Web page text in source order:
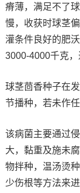
瘠薄，满足不了
慢，收获时球茎
灌条件良好的肥
3000-4000千克
球茎茴香种子在
节播种，若未作
该病菌主要通过
大，黏重及施未
物拌种，温汤烫
少伤根等方法来